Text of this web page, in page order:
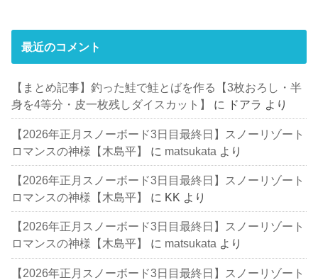
最近のコメント
【まとめ記事】釣った鮭で鮭とばを作る【3枚おろし・半
身を4等分・皮一枚残しダイスカット】
に ドアラ より
【2026年正月スノーボード3日目最終日】スノーリゾート
ロマンスの神様【木島平】
に matsukata より
【2026年正月スノーボード3日目最終日】スノーリゾート
ロマンスの神様【木島平】
に KK より
【2026年正月スノーボード3日目最終日】スノーリゾート
ロマンスの神様【木島平】
に matsukata より
【2026年正月スノーボード3日目最終日】スノーリゾート